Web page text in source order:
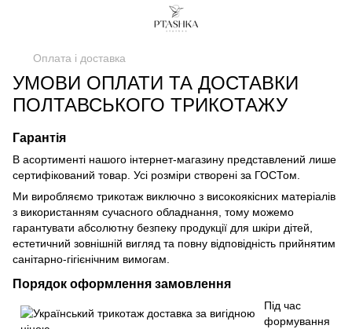
Оплата і доставка
УМОВИ ОПЛАТИ ТА ДОСТАВКИ
ПОЛТАВСЬКОГО ТРИКОТАЖУ
Гарантія
В асортименті нашого інтернет-магазину представлений лише
сертифікований товар. Усі розміри створені за ГОСТом.
Ми виробляємо трикотаж виключно з високоякісних матеріалів
з використанням сучасного обладнання, тому можемо
гарантувати абсолютну безпеку продукції для шкіри дітей,
естетичний зовнішній вигляд та повну відповідність прийнятим
санітарно-гігієнічним вимогам.
Порядок оформлення замовлення
Під час
формування